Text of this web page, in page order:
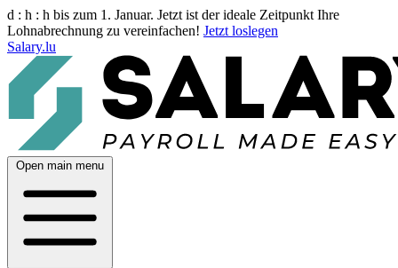
d : h : h bis zum 1. Januar. Jetzt ist der ideale Zeitpunkt Ihre
Lohnabrechnung zu vereinfachen! Jetzt loslegen
Salary.lu
Open main menu